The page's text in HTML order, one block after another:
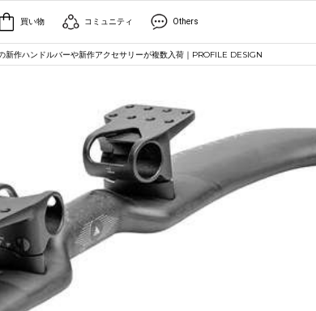
買い物 コミュニティ Others
新作ハンドルバーや新作アクセサリーが複数入荷｜PROFILE DESIGN